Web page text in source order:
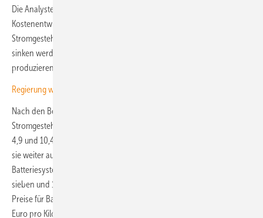
Die Analysten des Fraunhofer ISE haben sich zusätzlich noch die
Kostenentwicklung bis 2045 angeschaut. Hier wird deutlich, dass die
Stromgestehungskosten für die Photovoltaik und die Speicher weiter
sinken werden, während die Erdgaskraftwerke in Zukunft immer teurer
produzieren.
Regierung will Flexibilität fördern
Nach den Berechnungen liegen im Jahr 2045 die
Stromgestehungskosten bei kleinen solaren Dachanlagen zwischen
4,9 und 10,4 Cent pro Kilowattstunde. Für Freiflächenanlagen sinken
sie weiter auf 3,1 und fünf Cent pro Kilowattstunde. „Selbst kleine
Batteriesysteme könnten dann Stromgestehungskosten zwischen
sieben und 19 Cent pro Kilowattstunde erreichen, vorausgesetzt die
Preise für Batteriespeicher sinken auf die angenommenen 180 bis 700
Euro pro Kilowattstunde“, sagt Verena Fluri vom Fraunhofer ISE und